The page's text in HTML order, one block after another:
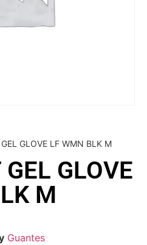
GLOVE LF WMN BLK M
GLOVE
M
Guantes